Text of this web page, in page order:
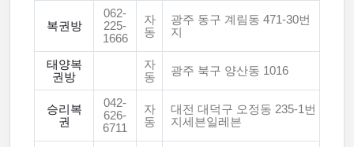
복권방
062-
225-
1666
자
동
광주 동구 계림동 471-30번
지
태양복
권방
자
동
광주 북구 양산동 1016
승리복
권
042-
626-
6711
자
동
대전 대덕구 오정동 235-1번
지세븐일레븐